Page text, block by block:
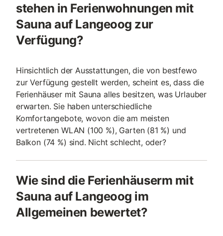
stehen in Ferienwohnungen mit
Sauna auf Langeoog zur
Verfügung?
Hinsichtlich der Ausstattungen, die von bestfewo
zur Verfügung gestellt werden, scheint es, dass die
Ferienhäuser mit Sauna alles besitzen, was Urlauber
erwarten. Sie haben unterschiedliche
Komfortangebote, wovon die am meisten
vertretenen WLAN (100 %), Garten (81 %) und
Balkon (74 %) sind. Nicht schlecht, oder?
Wie sind die Ferienhäuserm mit
Sauna auf Langeoog im
Allgemeinen bewertet?